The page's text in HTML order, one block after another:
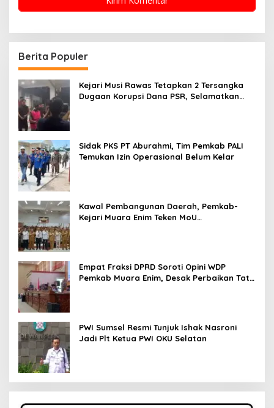
Berita Populer
Kejari Musi Rawas Tetapkan 2 Tersangka
Dugaan Korupsi Dana PSR, Selamatkan
Sidak PKS PT Aburahmi, Tim Pemkab PALI
Temukan Izin Operasional Belum Kelar
Kawal Pembangunan Daerah, Pemkab-
Kejari Muara Enim Teken MoU
Empat Fraksi DPRD Soroti Opini WDP
Pemkab Muara Enim, Desak Perbaikan Tata
PWI Sumsel Resmi Tunjuk Ishak Nasroni
Jadi Plt Ketua PWI OKU Selatan